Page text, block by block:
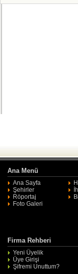
Ana Menü
Ana Sayfa
Şehirler
Röportaj
Foto Galeri
Firma Rehberi
Yeni Üyelik
Üye Girişi
Şifremi Unuttum?